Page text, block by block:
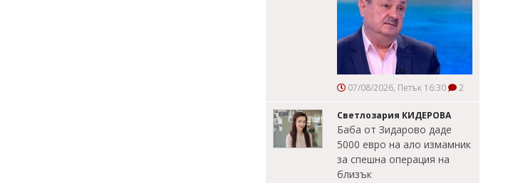
07/08/2026, Петък 16:30 2
Светлозария КИДЕРОВА
Баба от Зидарово даде
5000 евро на ало измамник
за спешна операция на
близък